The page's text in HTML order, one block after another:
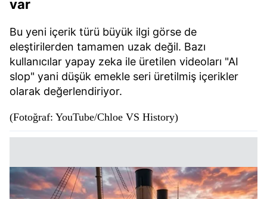
var
Bu yeni içerik türü büyük ilgi görse de
eleştirilerden tamamen uzak değil. Bazı
kullanıcılar yapay zeka ile üretilen videoları "AI
slop" yani düşük emekle seri üretilmiş içerikler
olarak değerlendiriyor.
(Fotoğraf: YouTube/Chloe VS History)